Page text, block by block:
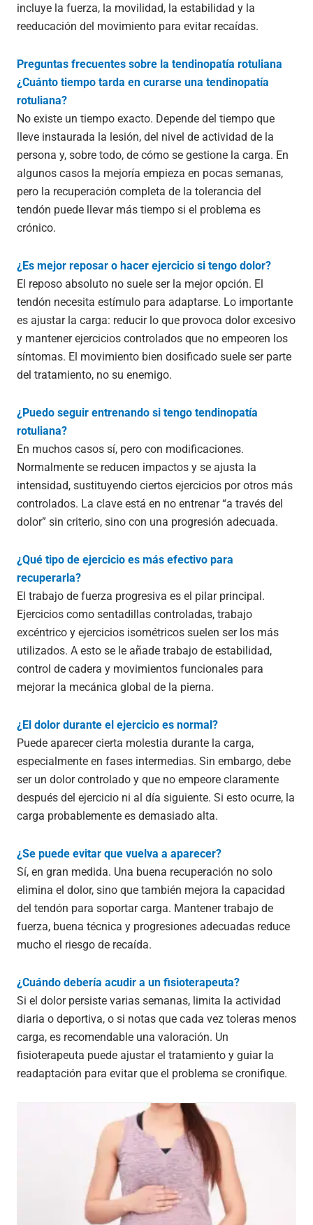
incluye la fuerza, la movilidad, la estabilidad y la
reeducación del movimiento para evitar recaídas.
Preguntas frecuentes sobre la tendinopatía rotuliana
¿Cuánto tiempo tarda en curarse una tendinopatía
rotuliana?
No existe un tiempo exacto. Depende del tiempo que
lleve instaurada la lesión, del nivel de actividad de la
persona y, sobre todo, de cómo se gestione la carga. En
algunos casos la mejoría empieza en pocas semanas,
pero la recuperación completa de la tolerancia del
tendón puede llevar más tiempo si el problema es
crónico.
¿Es mejor reposar o hacer ejercicio si tengo dolor?
El reposo absoluto no suele ser la mejor opción. El
tendón necesita estímulo para adaptarse. Lo importante
es ajustar la carga: reducir lo que provoca dolor excesivo
y mantener ejercicios controlados que no empeoren los
síntomas. El movimiento bien dosificado suele ser parte
del tratamiento, no su enemigo.
¿Puedo seguir entrenando si tengo tendinopatía
rotuliana?
En muchos casos sí, pero con modificaciones.
Normalmente se reducen impactos y se ajusta la
intensidad, sustituyendo ciertos ejercicios por otros más
controlados. La clave está en no entrenar “a través del
dolor” sin criterio, sino con una progresión adecuada.
¿Qué tipo de ejercicio es más efectivo para
recuperarla?
El trabajo de fuerza progresiva es el pilar principal.
Ejercicios como sentadillas controladas, trabajo
excéntrico y ejercicios isométricos suelen ser los más
utilizados. A esto se le añade trabajo de estabilidad,
control de cadera y movimientos funcionales para
mejorar la mecánica global de la pierna.
¿El dolor durante el ejercicio es normal?
Puede aparecer cierta molestia durante la carga,
especialmente en fases intermedias. Sin embargo, debe
ser un dolor controlado y que no empeore claramente
después del ejercicio ni al día siguiente. Si esto ocurre, la
carga probablemente es demasiado alta.
¿Se puede evitar que vuelva a aparecer?
Sí, en gran medida. Una buena recuperación no solo
elimina el dolor, sino que también mejora la capacidad
del tendón para soportar carga. Mantener trabajo de
fuerza, buena técnica y progresiones adecuadas reduce
mucho el riesgo de recaída.
¿Cuándo debería acudir a un fisioterapeuta?
Si el dolor persiste varias semanas, limita la actividad
diaria o deportiva, o si notas que cada vez toleras menos
carga, es recomendable una valoración. Un
fisioterapeuta puede ajustar el tratamiento y guiar la
readaptación para evitar que el problema se cronifique.